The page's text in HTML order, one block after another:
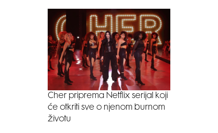
Cher priprema Netflix serijal koji
će otkriti sve o njenom burnom
životu